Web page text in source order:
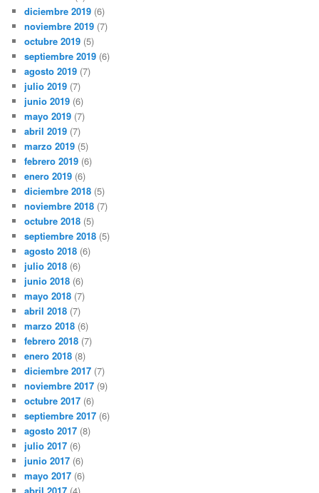
diciembre 2019 (6)
noviembre 2019 (7)
octubre 2019 (5)
septiembre 2019 (6)
agosto 2019 (7)
julio 2019 (7)
junio 2019 (6)
mayo 2019 (7)
abril 2019 (7)
marzo 2019 (5)
febrero 2019 (6)
enero 2019 (6)
diciembre 2018 (5)
noviembre 2018 (7)
octubre 2018 (5)
septiembre 2018 (5)
agosto 2018 (6)
julio 2018 (6)
junio 2018 (6)
mayo 2018 (7)
abril 2018 (7)
marzo 2018 (6)
febrero 2018 (7)
enero 2018 (8)
diciembre 2017 (7)
noviembre 2017 (9)
octubre 2017 (6)
septiembre 2017 (6)
agosto 2017 (8)
julio 2017 (6)
junio 2017 (6)
mayo 2017 (6)